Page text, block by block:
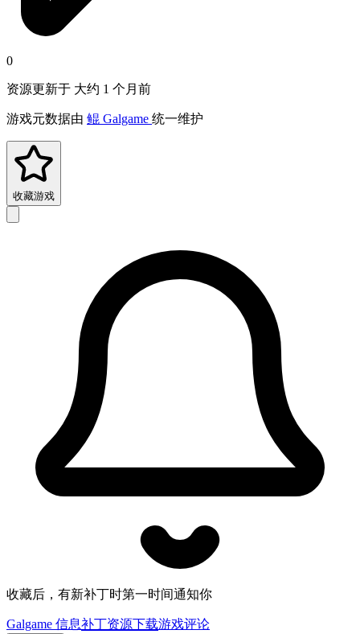
0
资源更新于 大约 1 个月前
游戏元数据由 鲲 Galgame 统一维护
收藏游戏
收藏后，有新补丁时第一时间通知你
Galgame 信息补丁资源下载游戏评论